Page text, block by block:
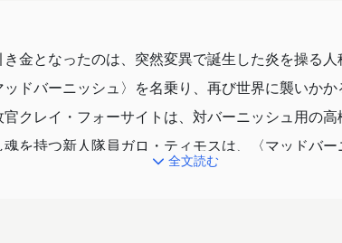
金となったのは、突然変異で誕生した炎を操る人
ッドバーニッシュ〉を名乗り、再び世界に襲いか
クレイ・フォーサイトは、対バーニッシュ用の
を持つ新人隊員ガロ・ティモスは、〈マッドバ
くぶつかり合う。リオを捕らえることに成功し
であるゲーラ、メイスと共に捕らえられていた
全文読む